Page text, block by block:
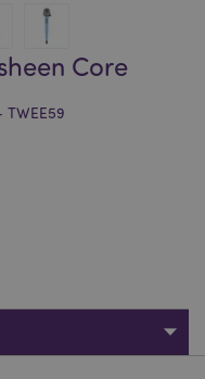
Core